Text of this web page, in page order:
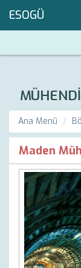
ESOGÜ
Ana Menü
Maden